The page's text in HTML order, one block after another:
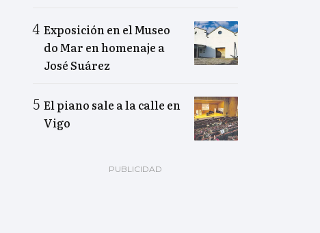
Exposición en el Museo
do Mar en homenaje a
José Suárez
El piano sale a la calle en
Vigo